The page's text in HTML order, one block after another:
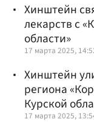
Хинштейн
лекарств с
области»
17 марта 2025,
Хинштейн
региона
Курской
17 марта 2025,